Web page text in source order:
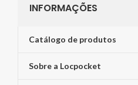
INFORMAÇÕES
Catálogo de produtos
Sobre a Locpocket